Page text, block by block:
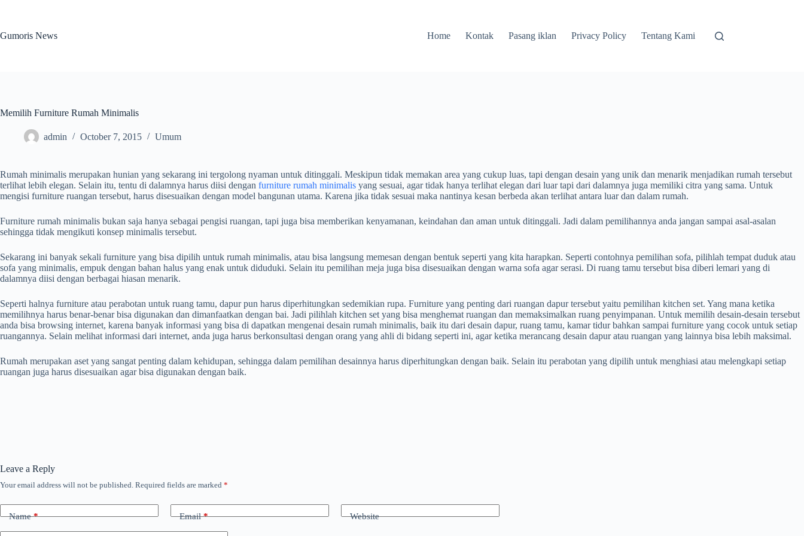
Gumoris News
Home Kontak Pasang iklan Privacy Policy Tentang Kami
Memilih Furniture Rumah Minimalis
admin October 7, 2015 Umum
Rumah minimalis merupakan hunian yang sekarang ini tergolong nyaman untuk ditinggali. Meskipun tidak memakan area yang cukup luas, tapi dengan desain yang unik dan menarik menjadikan rumah tersebut
terlihat lebih elegan. Selain itu, tentu di dalamnya harus diisi dengan furniture rumah minimalis yang sesuai, agar tidak hanya terlihat elegan dari luar tapi dari dalamnya juga memiliki citra yang sama. Untuk
mengisi furniture ruangan tersebut, harus disesuaikan dengan model bangunan utama. Karena jika tidak sesuai maka nantinya kesan berbeda akan terlihat antara luar dan dalam rumah.
Furniture rumah minimalis bukan saja hanya sebagai pengisi ruangan, tapi juga bisa memberikan kenyamanan, keindahan dan aman untuk ditinggali. Jadi dalam pemilihannya anda jangan sampai asal-asalan
sehingga tidak mengikuti konsep minimalis tersebut.
Sekarang ini banyak sekali furniture yang bisa dipilih untuk rumah minimalis, atau bisa langsung memesan dengan bentuk seperti yang kita harapkan. Seperti contohnya pemilihan sofa, pilihlah tempat duduk atau
sofa yang minimalis, empuk dengan bahan halus yang enak untuk diduduki. Selain itu pemilihan meja juga bisa disesuaikan dengan warna sofa agar serasi. Di ruang tamu tersebut bisa diberi lemari yang di
dalamnya diisi dengan berbagai hiasan menarik.
Seperti halnya furniture atau perabotan untuk ruang tamu, dapur pun harus diperhitungkan sedemikian rupa. Furniture yang penting dari ruangan dapur tersebut yaitu pemilihan kitchen set. Yang mana ketika
memilihnya harus benar-benar bisa digunakan dan dimanfaatkan dengan bai. Jadi pilihlah kitchen set yang bisa menghemat ruangan dan memaksimalkan ruang penyimpanan. Untuk memilih desain-desain tersebut
anda bisa browsing internet, karena banyak informasi yang bisa di dapatkan mengenai desain rumah minimalis, baik itu dari desain dapur, ruang tamu, kamar tidur bahkan sampai furniture yang cocok untuk setiap
ruangannya. Selain melihat informasi dari internet, anda juga harus berkonsultasi dengan orang yang ahli di bidang seperti ini, agar ketika merancang desain dapur atau ruangan yang lainnya bisa lebih maksimal.
Rumah merupakan aset yang sangat penting dalam kehidupan, sehingga dalam pemilihan desainnya harus diperhitungkan dengan baik. Selain itu perabotan yang dipilih untuk menghiasi atau melengkapi setiap
ruangan juga harus disesuaikan agar bisa digunakan dengan baik.
Leave a Reply
Your email address will not be published. Required fields are marked *
Name* Email* Website